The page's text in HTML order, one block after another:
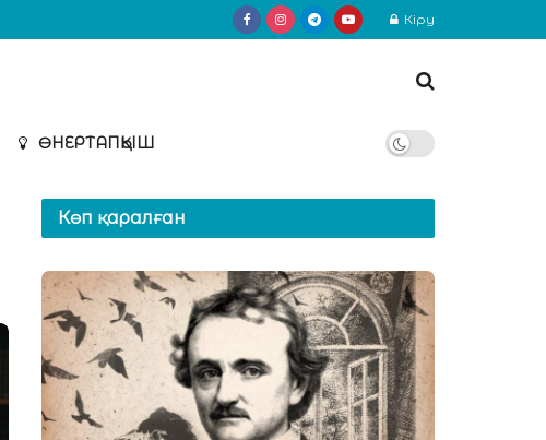
Кіру
ӨНЕРТАПҚЫШ
Көп қаралған